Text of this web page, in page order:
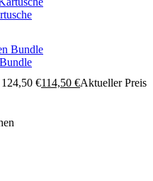
€114,50 €Aktueller Preis